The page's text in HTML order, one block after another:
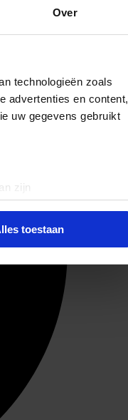
Over
technologieën zoals
advertenties en content,
uw gegevens gebruikt
zijn
te bieden en om ons
voor social
die u aan ze heeft
toestaan